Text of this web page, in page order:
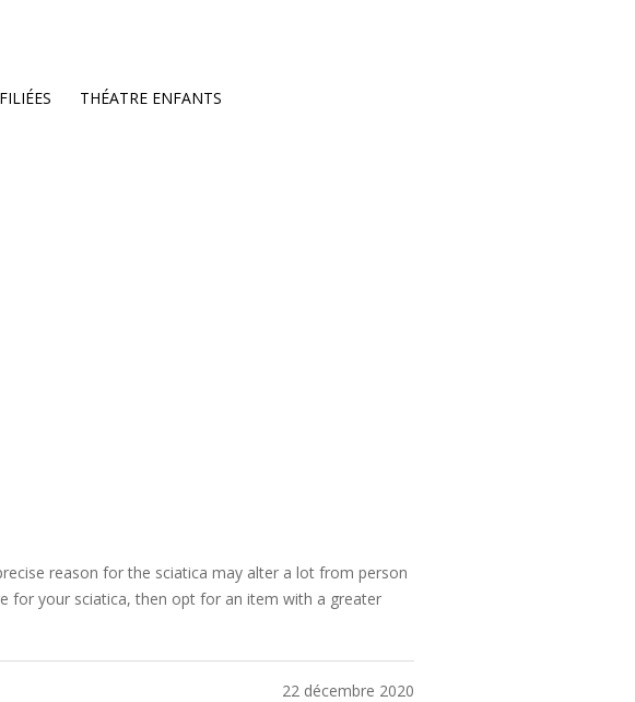
THÉATRE ENFANTS
reason for the sciatica may alter a lot from person
for your sciatica, then opt for an item with a greater
22 décembre 2020